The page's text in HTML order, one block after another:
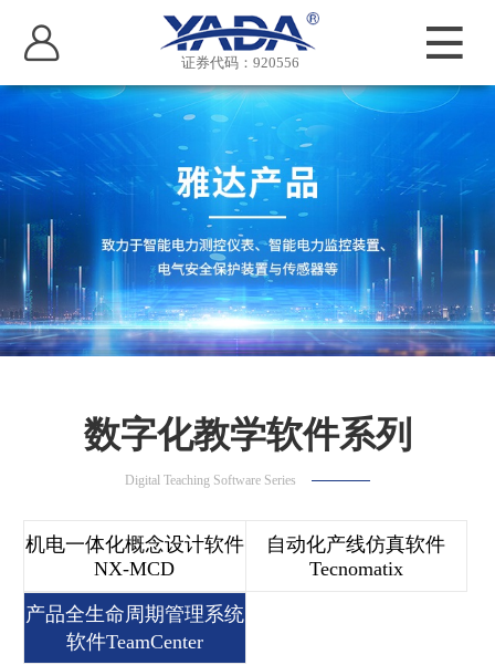
证券代码：920556
数字化教学软件系列
Digital Teaching Software Series
机电一体化概念设计软件
NX-MCD
自动化产线仿真软件
Tecnomatix
产品全生命周期管理系统
软件TeamCenter